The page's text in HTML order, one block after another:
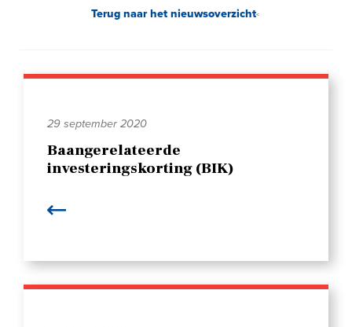
Terug naar het nieuwsoverzicht
29 september 2020
Baangerelateerde
investeringskorting (BIK)